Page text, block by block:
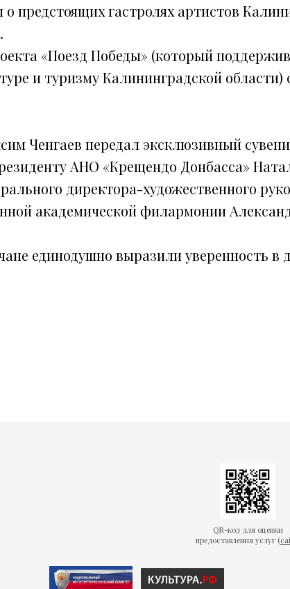
о предстоящих гастролях артистов
«Поезд Победы» (который
и туризму Калининградской области)
Ченгаев передал эксклюзивный
АНО «Крещендо Донбасса»
директора-художественного
академической филармонии
единодушно выразили уверенность в
QR-код для оценки
предоставления услуг (